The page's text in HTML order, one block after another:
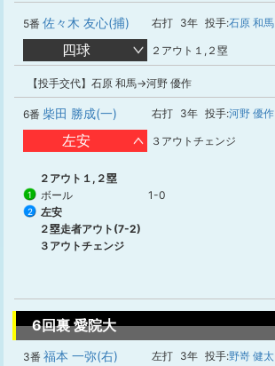
5番 佐々木 友心(捕) 右打 3年 投手:石原 和馬
四球 ２アウト１,２塁
【投手交代】石原 和馬→河野 優作
6番 柴田 勝成(一) 右打 3年 投手:河野 優作
左安 ３アウトチェンジ
２アウト１,２塁
1 ボール 1-0
2
左安
２塁走者アウト(7-2)
３アウトチェンジ
6回裏 愛院大
3番 福本 一弥(右) 左打 3年 投手:野嵜 健太